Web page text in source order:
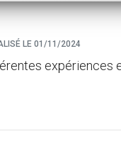
LE 01/11/2024
expériences